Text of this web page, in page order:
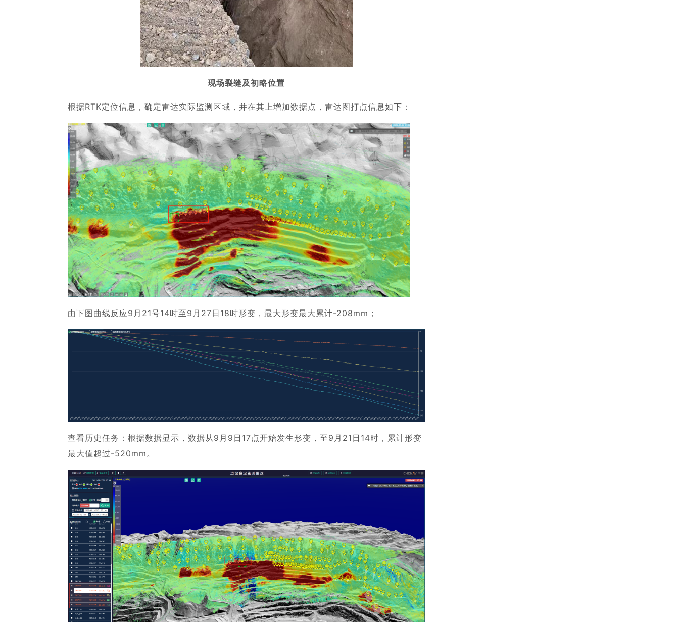
现场裂缝及初略位置
根据RTK定位信息，确定雷达实际监测区域，并在其上增加数据点，雷达图打点信息如下：
由下图曲线反应9月21号14时至9月27日18时形变，最大形变最大累计-208mm；
查看历史任务：根据数据显示，数据从9月9日17点开始发生形变，至9月21日14时，累计形变
最大值超过-520mm。